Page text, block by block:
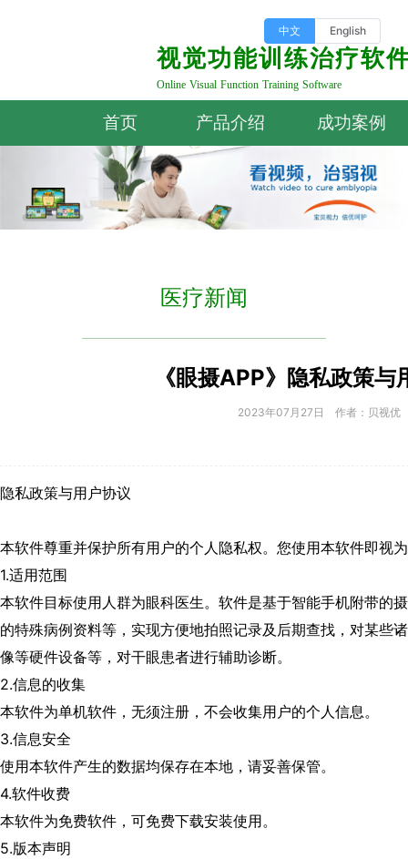
中文 English
视觉功能训练治疗软
Online Visual Function Training Software
首页 产品介绍 成功案例
医疗新闻
《眼摄APP》隐私政策与
2023年07月27日 作者：贝视优
隐私政策与用户协议
本软件尊重并保护所有用户的个人隐私权。您使用本软件即视
1.适用范围
本软件目标使用人群为眼科医生。软件是基于智能手机附带的
的特殊病例资料等，实现方便地拍照记录及后期查找，对某些
像等硬件设备等，对干眼患者进行辅助诊断。
2.信息的收集
本软件为单机软件，无须注册，不会收集用户的个人信息。
3.信息安全
使用本软件产生的数据均保存在本地，请妥善保管。
4.软件收费
本软件为免费软件，可免费下载安装使用。
5.版本声明